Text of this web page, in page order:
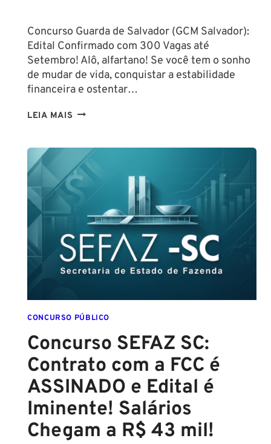
Concurso Guarda de Salvador (GCM Salvador):
Edital Confirmado com 300 Vagas até
Setembro! Alô, alfartano! Se você tem o sonho
de mudar de vida, conquistar a estabilidade
financeira e ostentar…
LEIA MAIS CONCURSO
SALVADOR
(GCM
SALVADOR):
CONFIRMADO
SETEMBRO!
CONCURSO PÚBLICO
Concurso SEFAZ SC:
Contrato com a FCC é
ASSINADO e Edital é
Iminente! Salários
Chegam a R$ 43 mil!